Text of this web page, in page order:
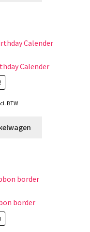
Calender
BTW
border